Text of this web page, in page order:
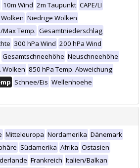
10m Wind 2m Taupunkt CAPE/LI
Niedrige Wolken
Max Temp. Gesamtniederschlag
300 hPa Wind 200 hPa Wind
Gesamtschneehöhe Neuschneehöhe
Wolken 850 hPa Temp. Abweichung
Schnee/Eis Wellenhoehe
Mitteleuropa Nordamerika Dänemark
Südamerika Afrika Ostasien
Frankreich Italien/Balkan